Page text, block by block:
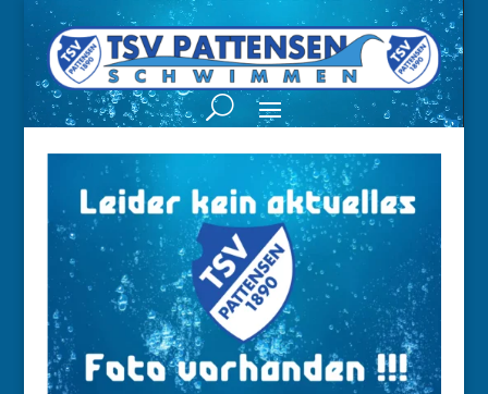
Video-
Player